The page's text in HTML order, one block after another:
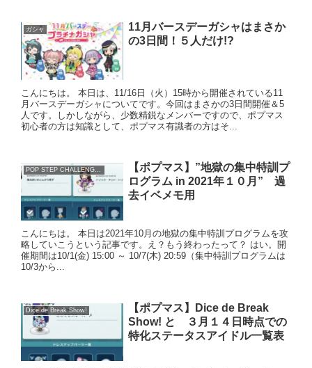
ガシャ
11月バースデーガシャはまさか
の3日間！５人だけ!?
こんにちは。 本日は、11/16日（火）15時から開催されている11
月バースデーガシャについてです。今回はまさかの3日間開催＆5
人です。しかしながら、少数精鋭なメンバーですので、ポプマス
初心者の方は知識として、ポプマス有識者の方はそ...
POP STEP CHALLENGE!!
【ポプマス】”地獄の集中特訓プ
ログラム in 2021年１０月” 過
去イベメモ用
こんにちは。 本日は2021年10月の地獄の集中特訓プログラムを攻
略していこうという記事です。え？もう終わったって？ はい。開
催期間は10/1(金) 15:00 ～ 10/7(木) 20:59（集中特訓プログラムは
10/3から...
Dice de Break Show!
【ポプマス】Dice de Break
Show! と ３月１４日時点での
特化ステータスアイドル一覧表